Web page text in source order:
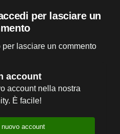
per lasciare un
lasciare un commento
account
account nella nostra
È facile!
nuovo account